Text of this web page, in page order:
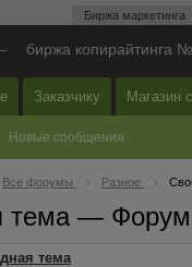
Биржа маркетинга
биржа копирайтинга
Заказчику Магазин
Новые сообщения
Все форумы Разное
тема — Форум
тема